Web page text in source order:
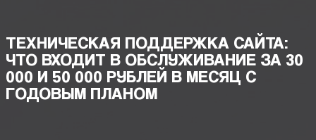
ТЕХНИЧЕСКАЯ ПОДДЕРЖКА САЙТА:
ЧТО ВХОДИТ В ОБСЛУЖИВАНИЕ ЗА 30
000 И 50 000 РУБЛЕЙ В МЕСЯЦ С
ГОДОВЫМ ПЛАНОМ